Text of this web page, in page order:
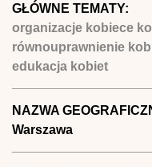
GŁÓWNE TEMATY:
organizacje kobiece
równouprawnienie
edukacja kobiet
NAZWA
Warszawa